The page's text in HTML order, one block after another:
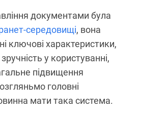
документами була
середовищі, вона
ключові характеристики,
у користуванні,
підвищення
головні
мати така система.